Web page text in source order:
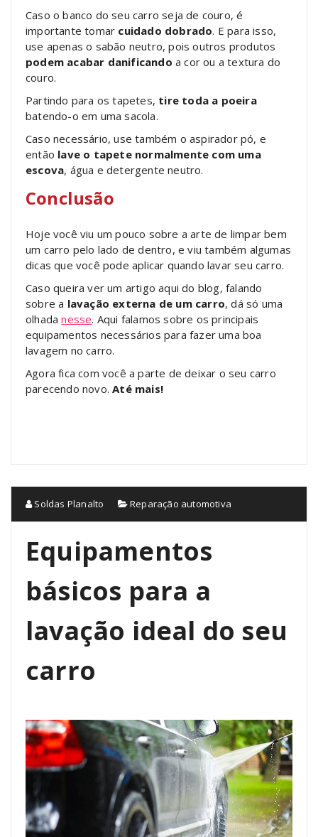
Caso o banco do seu carro seja de couro, é
importante tomar cuidado dobrado. E para isso,
use apenas o sabão neutro, pois outros produtos
podem acabar danificando a cor ou a textura do
couro.
Partindo para os tapetes, tire toda a poeira
batendo-o em uma sacola.
Caso necessário, use também o aspirador pó, e
então lave o tapete normalmente com uma
escova, água e detergente neutro.
Conclusão
Hoje você viu um pouco sobre a arte de limpar bem
um carro pelo lado de dentro, e viu também algumas
dicas que você pode aplicar quando lavar seu carro.
Caso queira ver um artigo aqui do blog, falando
sobre a lavação externa de um carro, dá só uma
olhadanesse. Aqui falamos sobre os principais
equipamentos necessários para fazer uma boa
lavagem no carro.
Agora fica com você a parte de deixar o seu carro
parecendo novo.Até mais!
Soldas Planalto Reparação automotiva
Equipamentos
básicos para a
lavação ideal do seu
carro